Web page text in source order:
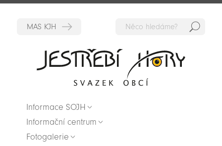
Informace SOJH
Informační centrum
Fotogalerie